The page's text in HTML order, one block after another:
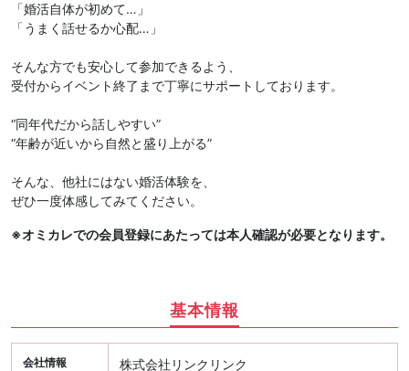
「婚活自体が初めて…」
「うまく話せるか心配…」
そんな方でも安心して参加できるよう、
受付からイベント終了まで丁寧にサポートしております。
“同年代だから話しやすい”
“年齢が近いから自然と盛り上がる”
そんな、他社にはない婚活体験を、
ぜひ一度体感してみてください。
※オミカレでの会員登録にあたっては本人確認が必要となります。
基本情報
会社情報 株式会社リンクリンク